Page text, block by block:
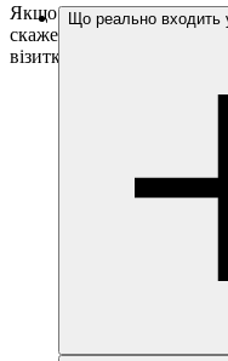
Якщо не впевнені —
скажемо, що реально
візитка чи щось інше.
Що реально входить